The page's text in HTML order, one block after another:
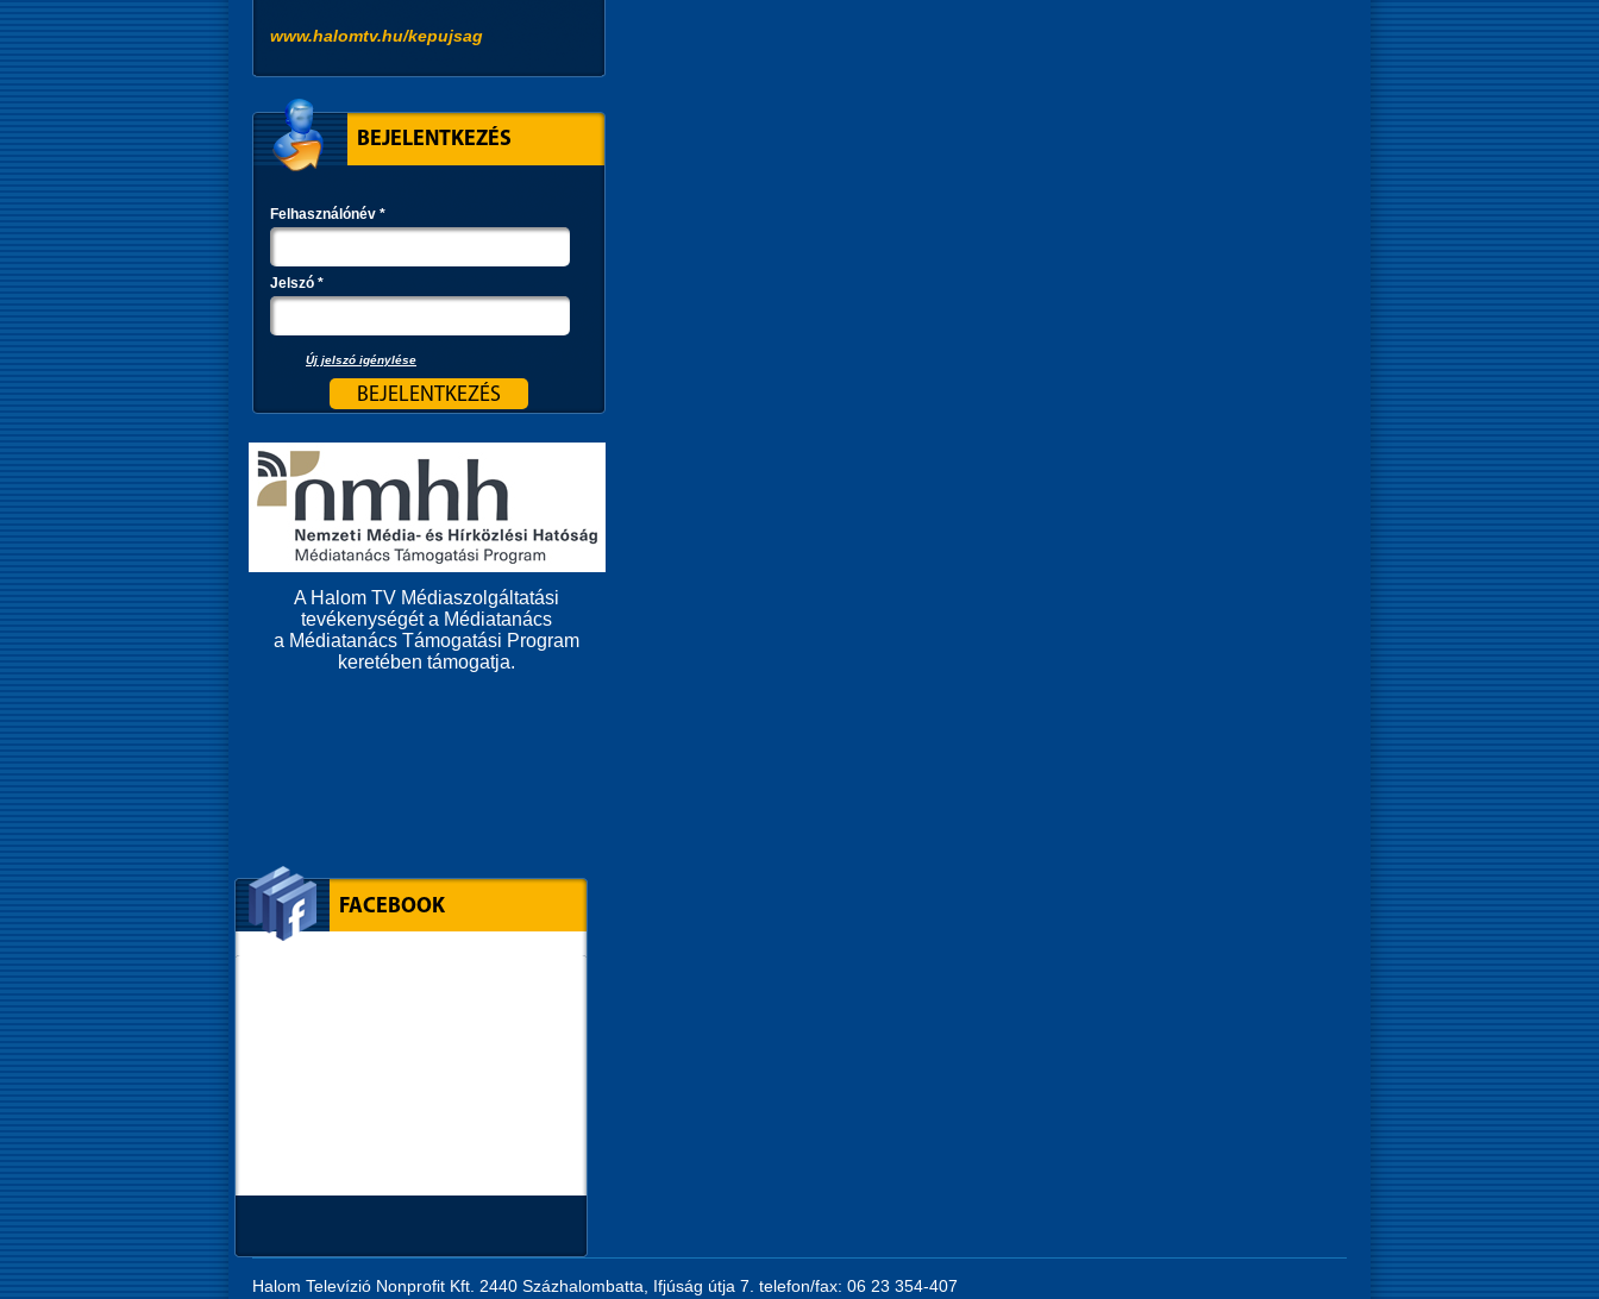
www.halomtv.hu/kepujsag
BEJELENTKEZÉS
Felhasználónév *
Jelszó *
Új jelszó igénylése
A Halom TV Médiaszolgáltatási
tevékenységét a Médiatanács
a Médiatanács Támogatási Program
keretében támogatja.
FACEBOOK
Halom Televízió Nonprofit Kft. 2440 Százhalombatta, Ifjúság útja 7. telefon/fax: 06 23 354-407